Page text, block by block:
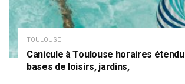
TOULOUSE
Canicule à Toulouse horaires
bases de loisirs, jardins,